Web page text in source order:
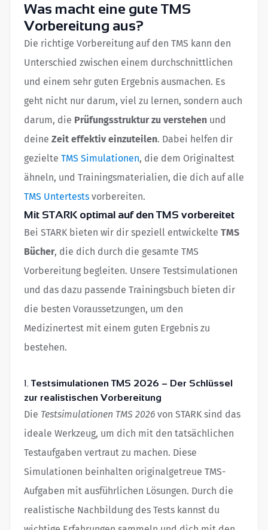
Was macht eine gute TMS
Vorbereitung aus?
Die richtige Vorbereitung auf den TMS kann den
Unterschied zwischen einem durchschnittlichen
und einem sehr guten Ergebnis ausmachen. Es
geht nicht nur darum, viel zu lernen, sondern auch
darum, die Prüfungsstruktur zu verstehen und
deine Zeit effektiv einzuteilen. Dabei helfen dir
gezielte TMS Simulationen, die dem Originaltest
ähneln, und Trainingsmaterialien, die dich auf alle
TMS Untertests vorbereiten.
Mit STARK optimal auf den TMS vorbereitet
Bei STARK bieten wir dir speziell entwickelte TMS
Bücher, die dich durch die gesamte TMS
Vorbereitung begleiten. Unsere Testsimulationen
und das dazu passende Trainingsbuch bieten dir
die besten Voraussetzungen, um den
Medizinertest mit einem guten Ergebnis zu
bestehen.
1. Testsimulationen TMS 2026 – Der Schlüssel
zur realistischen Vorbereitung
Die Testsimulationen TMS 2026 von STARK sind das
ideale Werkzeug, um dich mit den tatsächlichen
Testaufgaben vertraut zu machen. Diese
Simulationen beinhalten originalgetreue TMS-
Aufgaben mit ausführlichen Lösungen. Durch die
realistische Nachbildung des Tests kannst du